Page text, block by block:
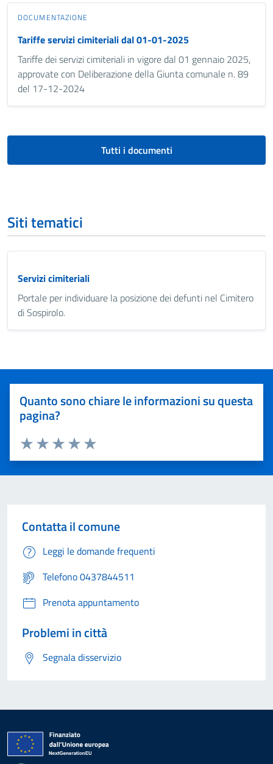
DOCUMENTAZIONE
Tariffe servizi cimiteriali dal 01-01-2025
Tariffe dei servizi cimiteriali in vigore dal 01 gennaio 2025,
approvate con Deliberazione della Giunta comunale n. 89
del 17-12-2024
Tutti i documenti
Siti tematici
Servizi cimiteriali
Portale per individuare la posizione dei defunti nel Cimitero
di Sospirolo.
Quanto sono chiare le informazioni su questa
pagina?
Valuta 5 stelle su 5
Valuta 4 stelle su 5
Valuta 3 stelle su 5
Valuta 2 stelle su 5
Valuta 1 stelle su 5
Contatta il comune
Leggi le domande frequenti
Telefono 0437844511
Prenota appuntamento
Problemi in città
Segnala disservizio